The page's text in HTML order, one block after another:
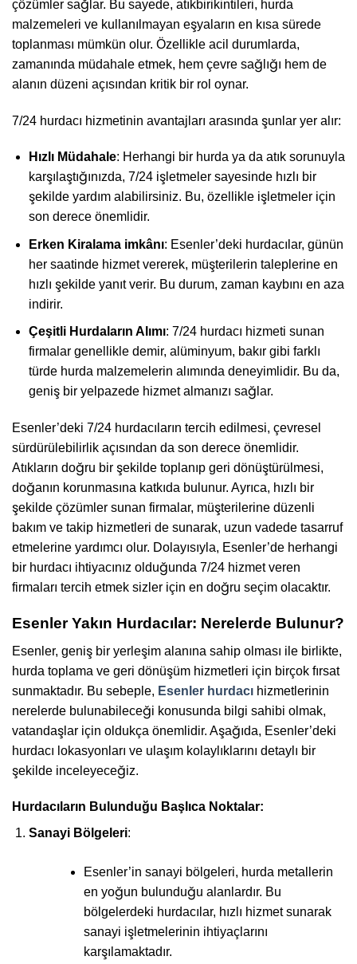
çözümler sağlar. Bu sayede, atıkbirikintileri, hurda
malzemeleri ve kullanılmayan eşyaların en kısa sürede
toplanması mümkün olur. Özellikle acil durumlarda,
zamanında müdahale etmek, hem çevre sağlığı hem de
alanın düzeni açısından kritik bir rol oynar.
7/24 hurdacı hizmetinin avantajları arasında şunlar yer alır:
Hızlı Müdahale: Herhangi bir hurda ya da atık sorunuyla
karşılaştığınızda, 7/24 işletmeler sayesinde hızlı bir
şekilde yardım alabilirsiniz. Bu, özellikle işletmeler için
son derece önemlidir.
Erken Kiralama imkânı: Esenler’deki hurdacılar, günün
her saatinde hizmet vererek, müşterilerin taleplerine en
hızlı şekilde yanıt verir. Bu durum, zaman kaybını en aza
indirir.
Çeşitli Hurdaların Alımı: 7/24 hurdacı hizmeti sunan
firmalar genellikle demir, alüminyum, bakır gibi farklı
türde hurda malzemelerin alımında deneyimlidir. Bu da,
geniş bir yelpazede hizmet almanızı sağlar.
Esenler’deki 7/24 hurdacıların tercih edilmesi, çevresel
sürdürülebilirlik açısından da son derece önemlidir.
Atıkların doğru bir şekilde toplanıp geri dönüştürülmesi,
doğanın korunmasına katkıda bulunur. Ayrıca, hızlı bir
şekilde çözümler sunan firmalar, müşterilerine düzenli
bakım ve takip hizmetleri de sunarak, uzun vadede tasarruf
etmelerine yardımcı olur. Dolayısıyla, Esenler’de herhangi
bir hurdacı ihtiyacınız olduğunda 7/24 hizmet veren
firmaları tercih etmek sizler için en doğru seçim olacaktır.
Esenler Yakın Hurdacılar: Nerelerde Bulunur?
Esenler, geniş bir yerleşim alanına sahip olması ile birlikte,
hurda toplama ve geri dönüşüm hizmetleri için birçok fırsat
sunmaktadır. Bu sebeple, Esenler hurdacı hizmetlerinin
nerelerde bulunabileceği konusunda bilgi sahibi olmak,
vatandaşlar için oldukça önemlidir. Aşağıda, Esenler’deki
hurdacı lokasyonları ve ulaşım kolaylıklarını detaylı bir
şekilde inceleyeceğiz.
Hurdacıların Bulunduğu Başlıca Noktalar:
Sanayi Bölgeleri:
Esenler’in sanayi bölgeleri, hurda metallerin
en yoğun bulunduğu alanlardır. Bu
bölgelerdeki hurdacılar, hızlı hizmet sunarak
sanayi işletmelerinin ihtiyaçlarını
karşılamaktadır.